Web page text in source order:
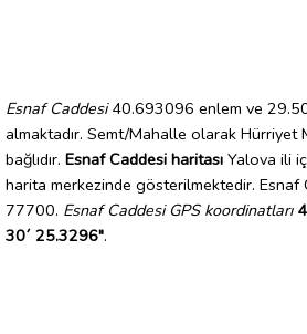
Esnaf Caddesi40.693096 enlem ve
almaktadır. Semt/Mahalle olarak Hürriyet
bağlıdır. Esnaf Caddesi haritası Yalova ili
harita merkezinde gösterilmektedir. Esnaf
77700. Esnaf Caddesi GPS koordinatları
30´ 25.3296".